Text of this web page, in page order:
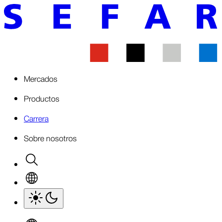
Mercados
Productos
Carrera
Sobre nosotros